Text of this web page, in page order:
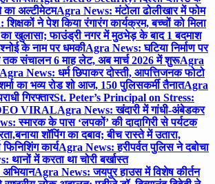
का अल्टीमेटमAgra News: मंटोला ढोलीखार में फोम
ने पेश किया रंगारंग कार्यक्रम, बच्चों को मिला
खुलासा; फाउंड्री नगर में मुठभेड़ के बाद 1 बदमाश
के नाम पर धमकीAgra News: घटिया निर्माण पर
संचालन 6 माह लेट, अब मार्च 2026 में शुरूAgra
Agra News: धर्म छिपाकर दोस्ती, आपत्तिजनक फोटो
का भव्य रोड शो आज, 150 पुलिसकर्मी तैनातAgra
गिरफ्तारSt. Peter’s Principal on Stress:
VIRALAgra News: खंदारी में गांधी-अंबेडकर
स्मारक के पास ‘लपकों’ की दादागिरी से पर्यटक
शॉपिंग का दबाव; बीच रास्ते में उतारा,
कार्यAgra News: हरीपर्वत पुलिस ने दबोचा
थानों में करता था चोरी बर्खास्त
अभियानAgra News: जयपुर हाउस में विशेष कीर्तन